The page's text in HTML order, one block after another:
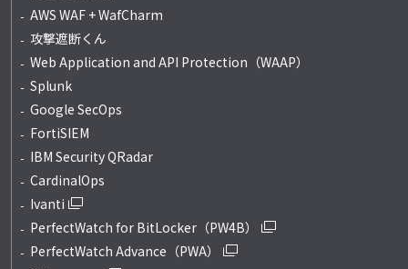
AWS WAF + WafCharm
攻撃遮断くん
Web Application and API Protection（WAAP）
Splunk
Google SecOps
FortiSIEM
IBM Security QRadar
CardinalOps
Ivanti
PerfectWatch for BitLocker（PW4B）
PerfectWatch Advance（PWA）